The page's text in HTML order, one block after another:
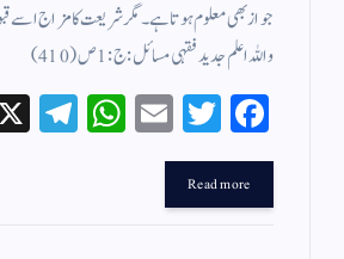
جواز بھی معلوم ہوتا ہے ۔ مگر شریعت کا مزاج اسے
واللہ اعلم جدید فقہی مسائل : ج : 1 ص ( 410 )
Fa
ce
bo
ok
T
wi
r
E
W
Te
Read more